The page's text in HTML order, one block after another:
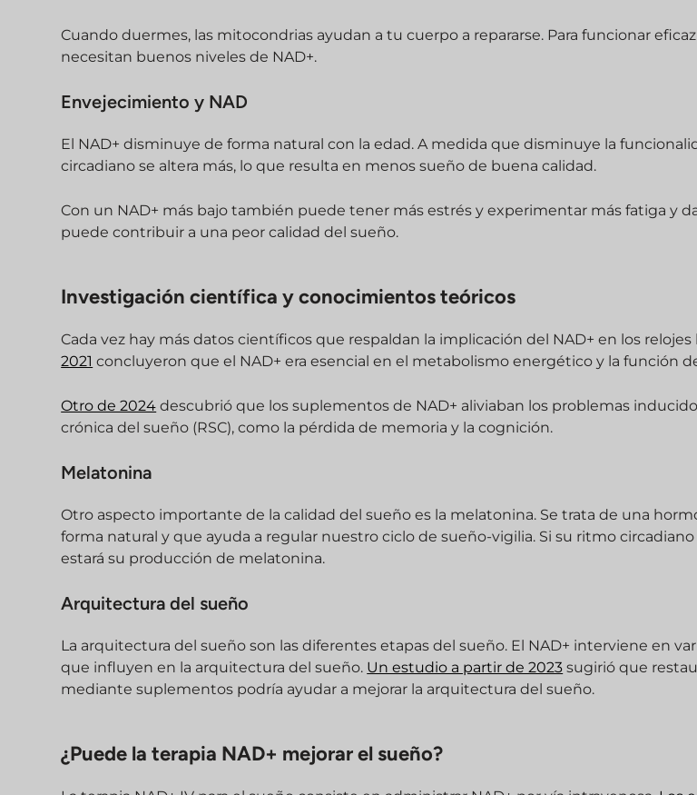
Cuando duermes, las mitocondrias ayudan a tu cuerpo a repararse. Para funcionar
necesitan buenos niveles de NAD+.
Envejecimiento y NAD
El NAD+ disminuye de forma natural con la edad. A medida que disminuye la
circadiano se altera más, lo que resulta en menos sueño de buena calidad.
Con un NAD+ más bajo también puede tener más estrés y experimentar más fatiga y
puede contribuir a una peor calidad del sueño.
Investigación científica y conocimientos teóricos
Cada vez hay más datos científicos que respaldan la implicación del NAD+ en los relojes
2021 concluyeron que el NAD+ era esencial en el metabolismo energético y la función
Otro de 2024 descubrió que los suplementos de NAD+ aliviaban los problemas
crónica del sueño (RSC), como la pérdida de memoria y la cognición.
Melatonina
Otro aspecto importante de la calidad del sueño es la melatonina. Se trata de una
forma natural y que ayuda a regular nuestro ciclo de sueño-vigilia. Si su ritmo
estará su producción de melatonina.
Arquitectura del sueño
La arquitectura del sueño son las diferentes etapas del sueño. El NAD+ interviene en
que influyen en la arquitectura del sueño. Un estudio a partir de 2023 sugirió que
mediante suplementos podría ayudar a mejorar la arquitectura del sueño.
¿Puede la terapia NAD+ mejorar el sueño?